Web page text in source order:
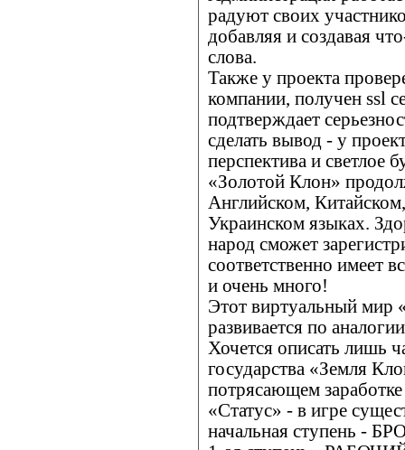
радуют своих
добавляя и создавая
слова.
Также у проекта
компании, получен ssl
подтверждает
сделать вывод - у
перспектива и светлое
«Золотой Клон»
Английском,
Украинском языках.
народ сможет
соответственно имеет
и очень много!
Этот виртуальный мир
развивается по
Хочется описать лишь
государства «Земля
потрясающем
«Статус» - в игре
начальная ступень -